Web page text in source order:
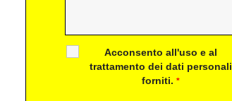
Acconsento all'uso e al
trattamento dei dati personali
forniti.*